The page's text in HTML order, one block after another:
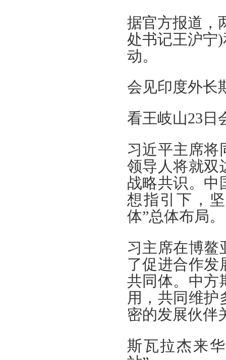
据官方报道，
处书记王沪宁
动。
会见印度外长
看王岐山23日
习近平主席将
领导人将就双
战略共识。中
想指引下，
体”总体布局。
习主席在博鳌
了促进合作发
共同体。中方
用，共同维护
密的发展伙伴
斯瓦拉杰来